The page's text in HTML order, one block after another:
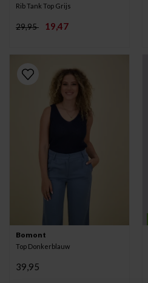
Rib Tank Top Grijs
29,95 19,47
Bomont
Top Donkerblauw
39,95